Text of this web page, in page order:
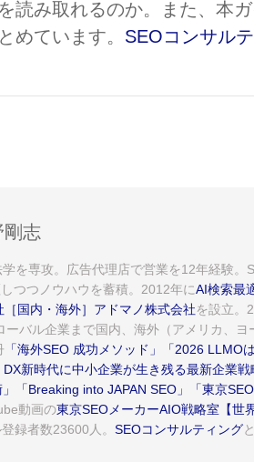
読み取れるのか。また、本
めています。 SEOコンサル
志
を専攻。広告代理店で営業を12年経験。
つつノウハウを蓄積。2012年にAI検索最
［国内・海外］アドマノ株式会社を設立。
ーバル企業まで国内、海外（アメリカ、ヨ
「海外SEO 成功メソッド」
「2026 LLMO
DX新時代に中小企業が生き残る最新企業戦
「Breaking into JAPAN SEO」
「東京
動画の東京SEOメーカーAIO戦略室【世
録者数23600人。 SEOコンサルティングと